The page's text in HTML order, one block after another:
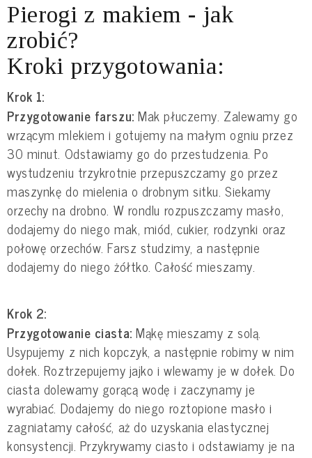
Pierogi z makiem - jak
zrobić?
Kroki przygotowania:
Krok 1:
Przygotowanie farszu: Mak płuczemy. Zalewamy go
wrzącym mlekiem i gotujemy na małym ogniu przez
30 minut. Odstawiamy go do przestudzenia. Po
wystudzeniu trzykrotnie przepuszczamy go przez
maszynkę do mielenia o drobnym sitku. Siekamy
orzechy na drobno. W rondlu rozpuszczamy masło,
dodajemy do niego mak, miód, cukier, rodzynki oraz
połowę orzechów. Farsz studzimy, a następnie
dodajemy do niego żółtko. Całość mieszamy.
Krok 2:
Przygotowanie ciasta:Mąkę mieszamy z solą.
Usypujemy z nich kopczyk, a następnie robimy w nim
dołek. Roztrzepujemy jajko i wlewamy je w dołek. Do
ciasta dolewamy gorącą wodę i zaczynamy je
wyrabiać. Dodajemy do niego roztopione masło i
zagniatamy całość, aż do uzyskania elastycznej
konsystencji. Przykrywamy ciasto i odstawiamy je na